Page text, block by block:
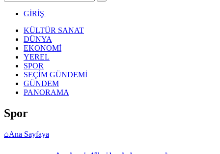
GİRİŞ
KÜLTÜR SANAT
DÜNYA
EKONOMİ
YEREL
SPOR
SEÇİM GÜNDEMİ
GÜNDEM
PANORAMA
Spor
⌂Ana Sayfaya